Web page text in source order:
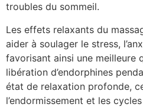
troubles du sommeil.
Les effets relaxants du
aider à soulager le stress,
favorisant ainsi une meilleure
libération d’endorphines
état de relaxation profonde,
l’endormissement et les